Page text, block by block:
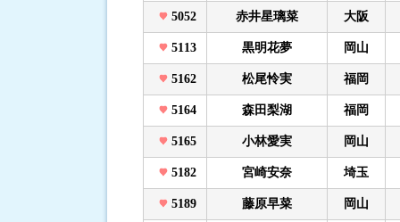
5052 赤井星璃菜 大阪
5113 黒明花夢 岡山
5162 松尾怜実 福岡
5164 森田梨湖 福岡
5165 小林愛実 岡山
5182 宮崎安奈 埼玉
5189 藤原早菜 岡山